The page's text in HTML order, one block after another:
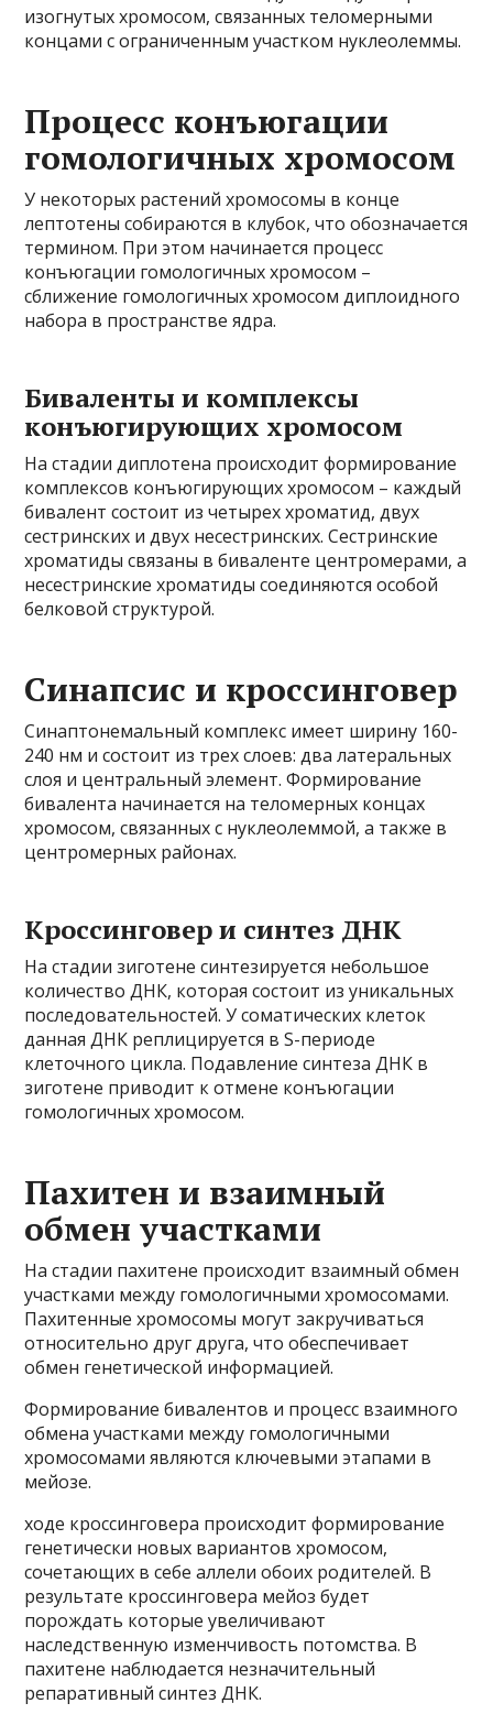
изогнутых хромосом, связанных теломерными
концами с ограниченным участком нуклеолеммы.
Процесс конъюгации
гомологичных хромосом
У некоторых растений хромосомы в конце
лептотены собираются в клубок, что обозначается
термином. При этом начинается процесс
конъюгации гомологичных хромосом –
сближение гомологичных хромосом диплоидного
набора в пространстве ядра.
Биваленты и комплексы
конъюгирующих хромосом
На стадии диплотена происходит формирование
комплексов конъюгирующих хромосом – каждый
бивалент состоит из четырех хроматид, двух
сестринских и двух несестринских. Сестринские
хроматиды связаны в биваленте центромерами, а
несестринские хроматиды соединяются особой
белковой структурой.
Синапсис и кроссинговер
Синаптонемальный комплекс имеет ширину 160-
240 нм и состоит из трех слоев: два латеральных
слоя и центральный элемент. Формирование
бивалента начинается на теломерных концах
хромосом, связанных с нуклеолеммой, а также в
центромерных районах.
Кроссинговер и синтез ДНК
На стадии зиготене синтезируется небольшое
количество ДНК, которая состоит из уникальных
последовательностей. У соматических клеток
данная ДНК реплицируется в S-периоде
клеточного цикла. Подавление синтеза ДНК в
зиготене приводит к отмене конъюгации
гомологичных хромосом.
Пахитен и взаимный
обмен участками
На стадии пахитене происходит взаимный обмен
участками между гомологичными хромосомами.
Пахитенные хромосомы могут закручиваться
относительно друг друга, что обеспечивает
обмен генетической информацией.
Формирование бивалентов и процесс взаимного
обмена участками между гомологичными
хромосомами являются ключевыми этапами в
мейозе.
ходе кроссинговера происходит формирование
генетически новых вариантов хромосом,
сочетающих в себе аллели обоих родителей. В
результате кроссинговера мейоз будет
порождать которые увеличивают
наследственную изменчивость потомства. В
пахитене наблюдается незначительный
репаративный синтез ДНК.